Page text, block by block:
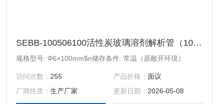
SEBB-100506100活性炭玻璃溶剂解析管（100mg/50mg）
规格型号: Φ6×100mm$n储存条件: 常温（原敞开环境）
访问次数： 255 产品价格： 面议
厂商性质：生产厂家 更新日期： 2026-05-08